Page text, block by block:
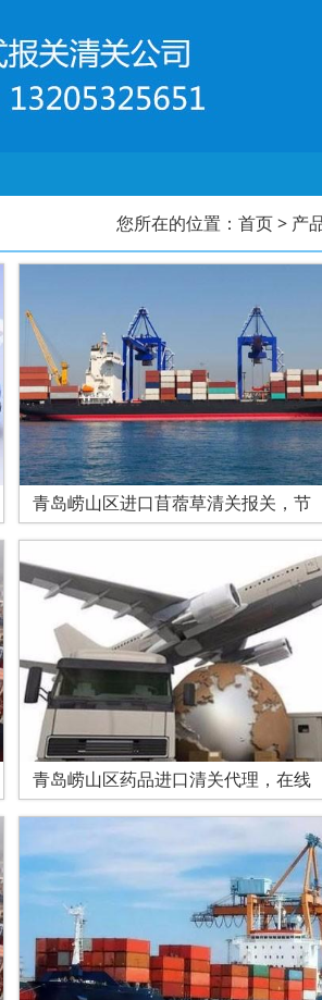
您所在的位置： 首页> 产
青岛崂山区进口苜蓿草清关报关，节
青岛崂山区药品进口清关代理，在线